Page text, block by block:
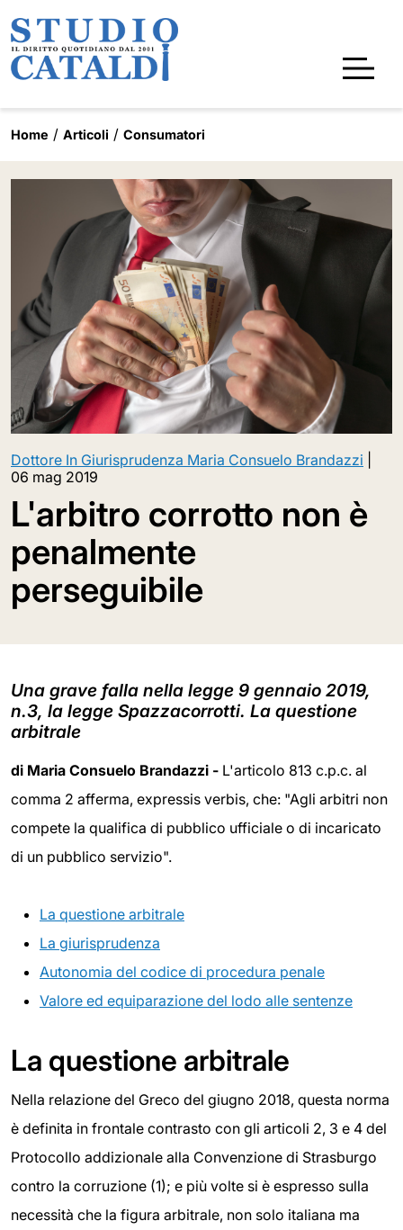
Home Articoli Consumatori
Dottore In Giurisprudenza Maria Consuelo Brandazzi
06 mag 2019
L'arbitro corrotto non è
penalmente
perseguibile
Una grave falla nella legge 9 gennaio 2019,
n.3, la legge Spazzacorrotti. La questione
arbitrale
di Maria Consuelo Brandazzi - L'articolo 813 c.p.c. al
comma 2 afferma, expressis verbis, che: "Agli arbitri non
compete la qualifica di pubblico ufficiale o di incaricato
di un pubblico servizio".
La questione arbitrale
La giurisprudenza
Autonomia del codice di procedura penale
Valore ed equiparazione del lodo alle sentenze
La questione arbitrale
Nella relazione del Greco del giugno 2018, questa norma
è definita in frontale contrasto con gli articoli 2, 3 e 4 del
Protocollo addizionale alla Convenzione di Strasburgo
contro la corruzione (1); e più volte si è espresso sulla
necessità che la figura arbitrale, non solo italiana ma